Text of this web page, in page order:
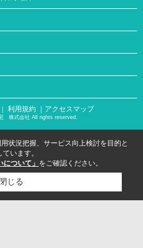
｜ 利用規約 ｜アクセスマップ
株式会社 All rights reserved.
状況把握、サービス向上検討を目的と
います。
について」 をご確認ください。
閉じる